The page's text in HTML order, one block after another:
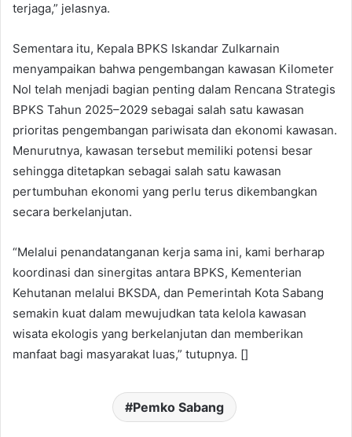
terjaga,” jelasnya.
Sementara itu, Kepala BPKS Iskandar Zulkarnain
menyampaikan bahwa pengembangan kawasan Kilometer
Nol telah menjadi bagian penting dalam Rencana Strategis
BPKS Tahun 2025–2029 sebagai salah satu kawasan
prioritas pengembangan pariwisata dan ekonomi kawasan.
Menurutnya, kawasan tersebut memiliki potensi besar
sehingga ditetapkan sebagai salah satu kawasan
pertumbuhan ekonomi yang perlu terus dikembangkan
secara berkelanjutan.
“Melalui penandatanganan kerja sama ini, kami berharap
koordinasi dan sinergitas antara BPKS, Kementerian
Kehutanan melalui BKSDA, dan Pemerintah Kota Sabang
semakin kuat dalam mewujudkan tata kelola kawasan
wisata ekologis yang berkelanjutan dan memberikan
manfaat bagi masyarakat luas,” tutupnya. []
Pemko Sabang